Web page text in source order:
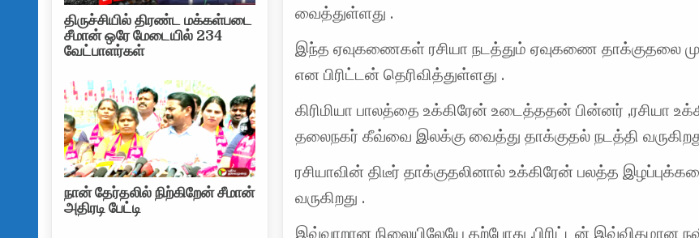
வைத்துள்ளது .
இந்த ஏவுகணைகள் ரசியா நடத்தும் ஏவுகணை தாக்குதலை
என பிரிட்டன் தெரிவித்துள்ளது .
கிரிமியா பாலத்தை உக்கிரேன் உடைத்ததன் பின்னர் ,ரசியா
தலைநகர் கீவ்வை இலக்கு வைத்து தாக்குதல் நடத்தி
ரசியாவின் திடீர் தாக்குதலினால் உக்கிரேன் பலத்த
வருகிறது .
இவ்வாறான நிலையிலேயே தற்போது ,பிரிட்டன் இவ்விதமான
திருச்சியில் திரண்ட மக்கள்படை
சீமான் ஒரே மேடையில் 234
வேட்பாளர்கள்
நான் தேர்தலில் நிற்கிறேன் சீமான்
அதிரடி பேட்டி